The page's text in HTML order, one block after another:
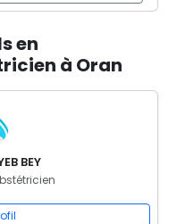
en
à Oran
BEY